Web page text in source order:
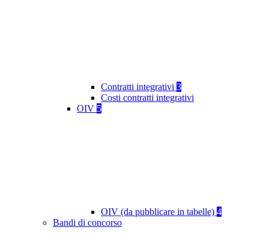
Contratti integrativi 3
Costi contratti integrativi
OIV 5
OIV (da pubblicare in tabelle) 4
Bandi di concorso